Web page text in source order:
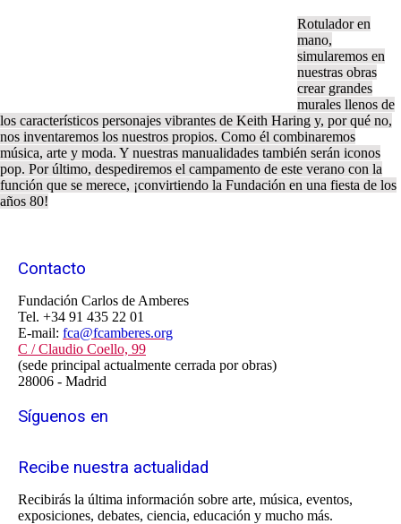
Rotulador en
mano,
simularemos en
nuestras obras
crear grandes
murales llenos de
los característicos personajes vibrantes de Keith Haring y, por qué no,
nos inventaremos los nuestros propios. Como él combinaremos
música, arte y moda. Y nuestras manualidades también serán iconos
pop. Por último, despediremos el campamento de este verano con la
función que se merece, ¡convirtiendo la Fundación en una fiesta de los
años 80!
Contacto
Fundación Carlos de Amberes
Tel. +34 91 435 22 01
E-mail: fca@fcamberes.org
C / Claudio Coello, 99
(sede principal actualmente cerrada por obras)
28006 - Madrid
Síguenos en
Recibe nuestra actualidad
Recibirás la última información sobre arte, música, eventos,
exposiciones, debates, ciencia, educación y mucho más.